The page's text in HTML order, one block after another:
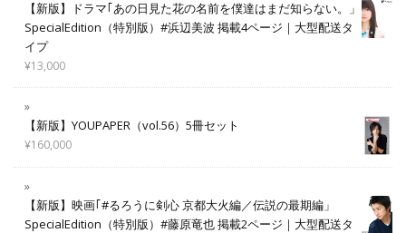
【新版】ドラマ｢あの日見た花の名前を僕達はまだ知らない。」
SpecialEdition（特別版）#浜辺美波 掲載4ページ｜大型配送タ
イプ
¥13,000
【新版】YOUPAPER（vol.56）5冊セット
¥160,000
【新版】映画｢#るろうに剣心 京都大火編／伝説の最期編」
SpecialEdition（特別版）#藤原竜也 掲載2ページ｜大型配送タ